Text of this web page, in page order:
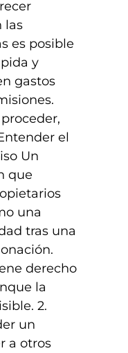
las
es posible
y
gastos
el
Un
que
una
tras una
derecho
la
2.
un
a otros